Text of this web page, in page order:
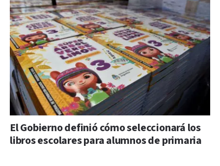
El Gobierno definió cómo seleccionará los
libros escolares para alumnos de primaria